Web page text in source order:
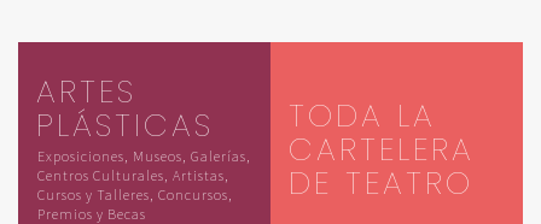
ARTES
PLÁSTICAS
Exposiciones, Museos, Galerías,
Centros Culturales, Artistas,
Cursos y Talleres, Concursos,
Premios y Becas
TODA LA
CARTELERA
DE TEATRO